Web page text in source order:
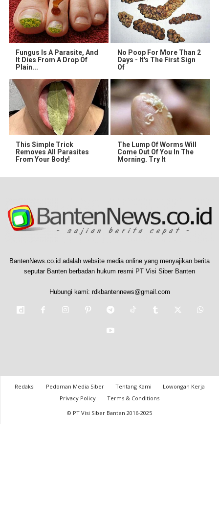
Fungus Is A Parasite, And
It Dies From A Drop Of
Plain...
No Poop For More Than 2
Days - It's The First Sign
Of
This Simple Trick
Removes All Parasites
From Your Body!
The Lump Of Worms Will
Come Out Of You In The
Morning. Try It
BantenNews.co.id adalah website media online yang menyajikan berita
seputar Banten berbadan hukum resmi PT Visi Siber Banten
Hubungi kami: rdkbantennews@gmail.com
Redaksi Pedoman Media Siber Tentang Kami
Lowongan Kerja
Privacy Policy
Terms & Conditions
© PT Visi Siber Banten 2016-2025